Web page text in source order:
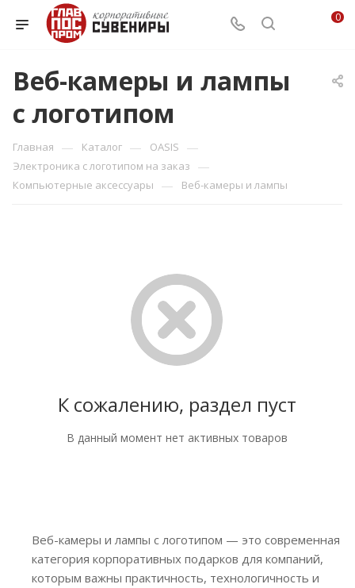
0
Веб-камеры и лампы
с логотипом
Главная — Каталог — OASIS —
Электроника с логотипом на заказ —
Компьютерные аксессуары — Веб-камеры и лампы
К сожалению, раздел пуст
В данный момент нет активных товаров
Веб-камеры и лампы с логотипом — это современная
категория корпоративных подарков для компаний,
которым важны практичность, технологичность и